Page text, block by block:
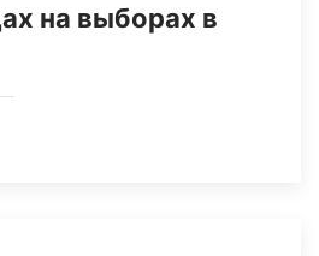
на выборах в